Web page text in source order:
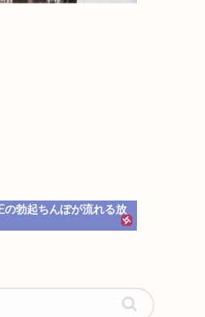
の勃起ちんぽが流れる放